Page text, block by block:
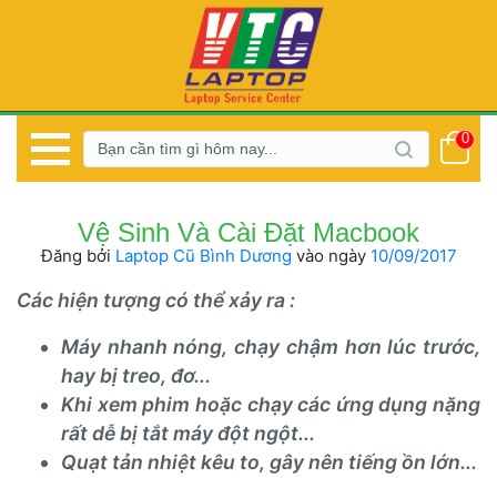
0
Vệ Sinh Và Cài Đặt Macbook
Đăng bởi Laptop Cũ Bình Dương vào ngày 10/09/2017
Các hiện tượng có thể xảy ra :
Máy nhanh nóng, chạy chậm hơn lúc trước,
hay bị treo, đơ...
Khi xem phim hoặc chạy các ứng dụng nặng
rất dễ bị tắt máy đột ngột...
Quạt tản nhiệt kêu to, gây nên tiếng ồn lớn...